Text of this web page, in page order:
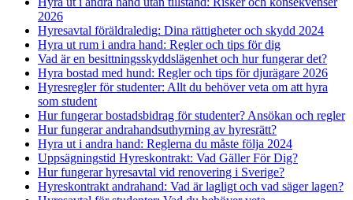
2026
Hyresavtal föräldraledig: Dina rättigheter och skydd 2024
Hyra ut rum i andra hand: Regler och tips för dig
Vad är en besittningsskyddslägenhet och hur fungerar det?
Hyra bostad med hund: Regler och tips för djurägare 2026
Hyresregler för studenter: Allt du behöver veta om att hyra
som student
Hur fungerar bostadsbidrag för studenter? Ansökan och regler
Hur fungerar andrahandsuthyrning av hyresrätt?
Hyra ut i andra hand: Reglerna du måste följa 2024
Uppsägningstid Hyreskontrakt: Vad Gäller För Dig?
Hur fungerar hyresavtal vid renovering i Sverige?
Hyreskontrakt andrahand: Vad är lagligt och vad säger lagen?